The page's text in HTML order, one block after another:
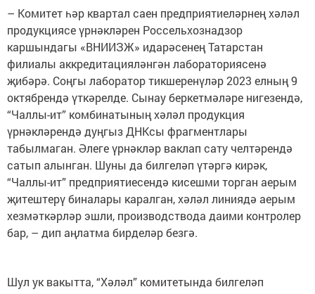
– Комитет һәр квартал саен предприятиеләрнең хәләл
продукциясе үрнәкләрен Россельхознадзор
каршындагы «ВНИИЗЖ» идарәсенең Татарстан
филиалы аккредитацияләнгән лабораториясенә
җибәрә. Соңгы лаборатор тикшеренүләр 2023 елның 9
октябрендә үткәрелде. Сынау беркетмәләре нигезендә,
“Чаллы-ит” комбинатының хәләл продукция
үрнәкләрендә дуңгыз ДНКсы фрагментлары
табылмаган. Әлеге үрнәкләр ваклап сату челтәрендә
сатып алынган. Шуны да билгеләп үтәргә кирәк,
“Чаллы-ит” предприятиесендә кисешми торган аерым
җитештерү биналары каралган, хәләл линиядә аерым
хезмәткәрләр эшли, производствода даими контролер
бар, – дип аңлатма бирделәр безгә.
Шул ук вакытта, “Хәләл” комитетында билгеләп